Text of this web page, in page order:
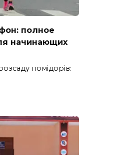
полное
начинающих
помідорів: